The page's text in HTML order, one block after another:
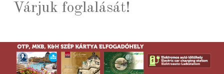
Várjuk foglalását!